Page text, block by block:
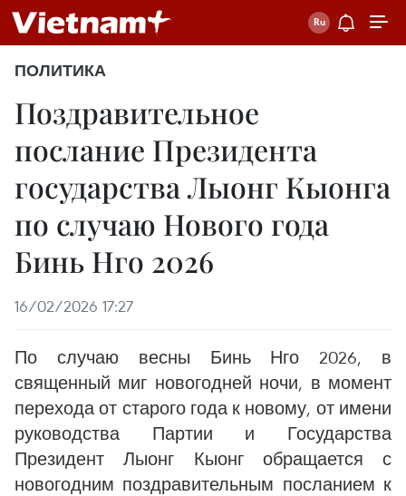
ПОЛИТИКА
Поздравительное
послание Президента
государства Лыонг Кыонга
по случаю Нового года
Бинь Нго 2026
16/02/2026 17:27
По случаю весны Бинь Нго 2026, в
священный миг новогодней ночи, в момент
перехода от старого года к новому, от имени
руководства Партии и Государства
Президент Лыонг Кыонг обращается с
новогодним поздравительным посланием к